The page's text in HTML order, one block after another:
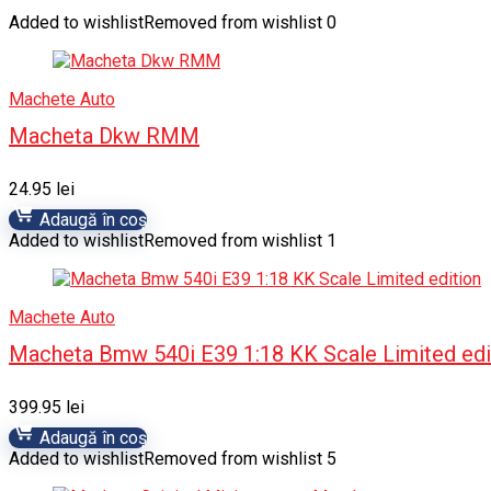
Added to wishlistRemoved from wishlist 0
Machete Auto
Macheta Dkw RMM
24.95 lei
Adaugă în coș
Added to wishlistRemoved from wishlist 1
Machete Auto
Macheta Bmw 540i E39 1:18 KK Scale Limited
399.95 lei
Adaugă în coș
Added to wishlistRemoved from wishlist 5